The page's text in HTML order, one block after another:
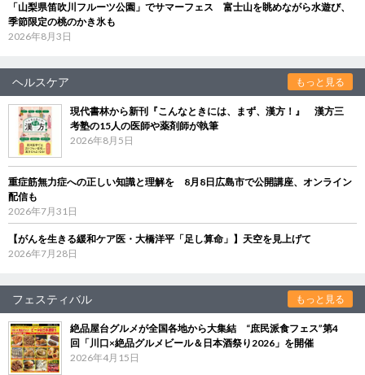
「山梨県笛吹川フルーツ公園」でサマーフェス 富士山を眺めながら水遊び、
季節限定の桃のかき氷も
2026年8月3日
ヘルスケア もっと見る
現代書林から新刊『こんなときには、まず、漢方！』 漢方三
考塾の15人の医師や薬剤師が執筆
2026年8月5日
重症筋無力症への正しい知識と理解を 8月8日広島市で公開講座、オンライン
配信も
2026年7月31日
【がんを生きる緩和ケア医・大橋洋平「足し算命」】天空を見上げて
2026年7月28日
フェスティバル もっと見る
絶品屋台グルメが全国各地から大集結 “庶民派食フェス”第4
回「川口×絶品グルメビール＆日本酒祭り2026」を開催
2026年4月15日